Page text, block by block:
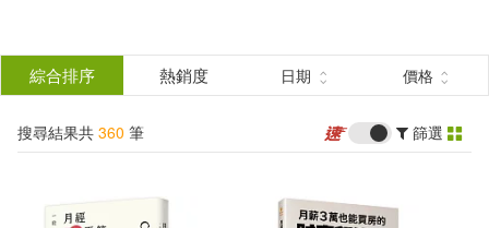
結
分類 (單選)
所有商品(360) 圖書(356)
影音(2)
綜合排序 熱銷度 日期 價格
搜尋結果共 360 筆 篩選